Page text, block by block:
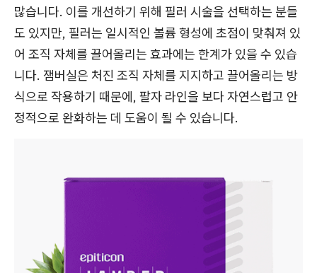
많습니다. 이를 개선하기 위해 필러 시술을 선택하는 분들
도 있지만, 필러는 일시적인 볼륨 형성에 초점이 맞춰져 있
어 조직 자체를 끌어올리는 효과에는 한계가 있을 수 있습
니다. 잼버실은 처진 조직 자체를 지지하고 끌어올리는 방
식으로 작용하기 때문에, 팔자 라인을 보다 자연스럽고 안
정적으로 완화하는 데 도움이 될 수 있습니다.